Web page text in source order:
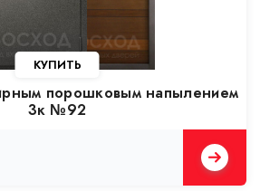
порошковым напылением
3к №92